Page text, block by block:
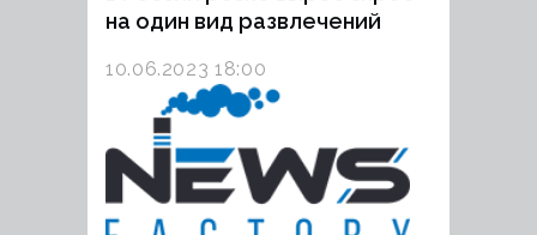
на один вид развлечений
10.06.2023 18:00